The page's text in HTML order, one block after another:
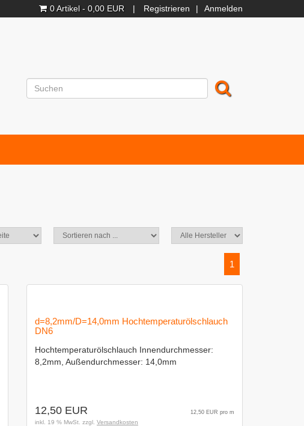
| Registrieren | Anmelden
0 Artikel - 0,00 EUR
1
d=8,2mm/D=14,0mm Hochtemperaturölschlauch
DN6
Hochtemperaturölschlauch Innendurchmesser:
8,2mm, Außendurchmesser: 14,0mm
12,50 EUR 12,50 EUR pro m
inkl. 19 % MwSt. zzgl. Versandkosten